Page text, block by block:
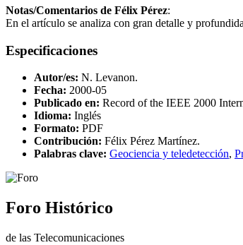
Notas/Comentarios de Félix Pérez:
En el artículo se analiza con gran detalle y
Especificaciones
Autor/es: N. Levanon.
Fecha: 2000-05
Publicado en: Record of the IEEE 2000
Idioma: Inglés
Formato: PDF
Contribución: Félix Pérez Martínez.
Palabras clave: Geociencia y teledetección,
Foro Histórico
de las Telecomunicaciones